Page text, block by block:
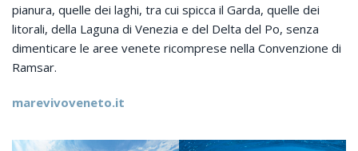
pianura, quelle dei laghi, tra cui spicca il Garda, quelle dei
litorali, della Laguna di Venezia e del Delta del Po, senza
dimenticare le aree venete ricomprese nella Convenzione di
Ramsar.
marevivoveneto.it